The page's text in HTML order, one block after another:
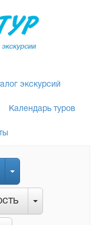
экскурсий
Календарь туров